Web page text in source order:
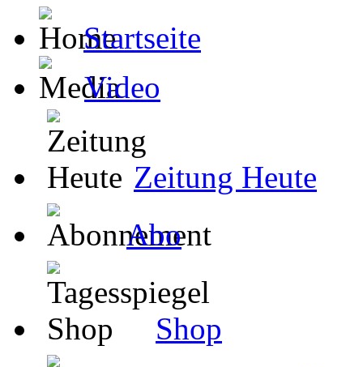
Startseite
Video
Zeitung Heute
Abo
Shop